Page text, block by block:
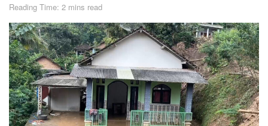
Reading Time: 2 mins read